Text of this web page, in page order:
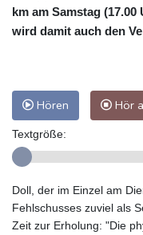
km am Samstag
wird damit auch den
Hören Hör
Textgröße:
Doll, der im Einzel am
Fehlschusses zuviel als
Zeit zur Erholung: "Die